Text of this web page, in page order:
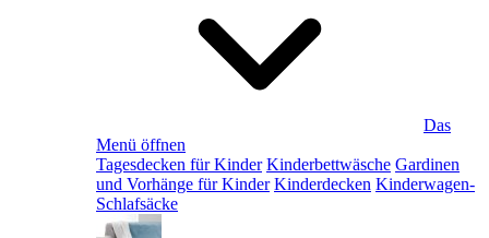
Das
Menü öffnen
Tagesdecken für Kinder Kinderbettwäsche Gardinen
und Vorhänge für Kinder Kinderdecken Kinderwagen-
Schlafsäcke